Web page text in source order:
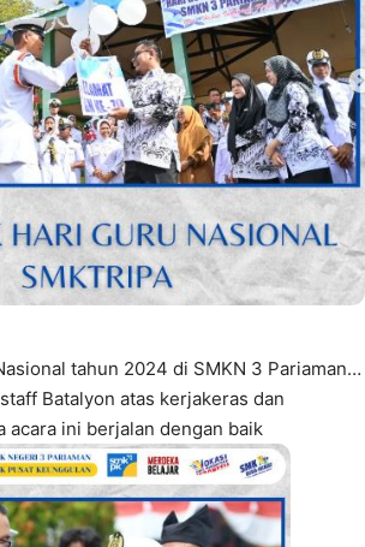
tahun 2024 di SMKN 3 Pariaman…
Batalyon atas kerjakeras dan
acara ini berjalan dengan baik